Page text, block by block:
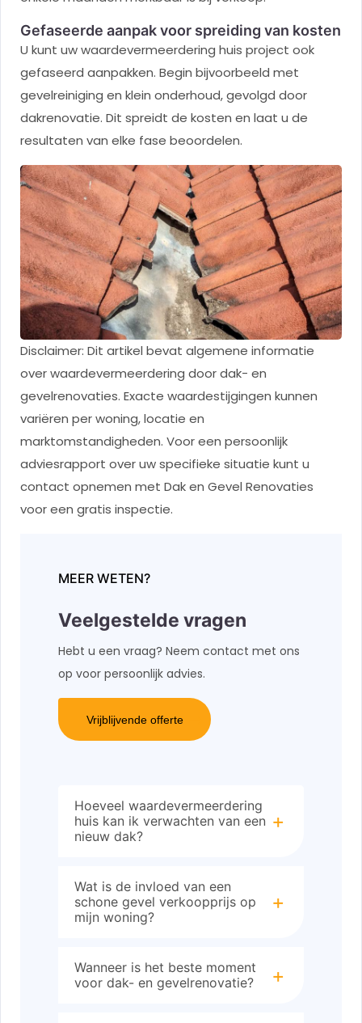
Gefaseerde aanpak voor spreiding van kosten
U kunt uw waardevermeerdering huis project ook
gefaseerd aanpakken. Begin bijvoorbeeld met
gevelreiniging en klein onderhoud, gevolgd door
dakrenovatie. Dit spreidt de kosten en laat u de
resultaten van elke fase beoordelen.
Disclaimer: Dit artikel bevat algemene informatie
over waardevermeerdering door dak- en
gevelrenovaties. Exacte waardestijgingen kunnen
variëren per woning, locatie en
marktomstandigheden. Voor een persoonlijk
adviesrapport over uw specifieke situatie kunt u
contact opnemen met Dak en Gevel Renovaties
voor een gratis inspectie.
MEER WETEN?
Veelgestelde vragen
Hebt u een vraag? Neem contact met ons
op voor persoonlijk advies.
Vrijblijvende offerte
Hoeveel waardevermeerdering
huis kan ik verwachten van een
nieuw dak?
Wat is de invloed van een
schone gevel verkoopprijs op
mijn woning?
Wanneer is het beste moment
voor dak- en gevelrenovatie?